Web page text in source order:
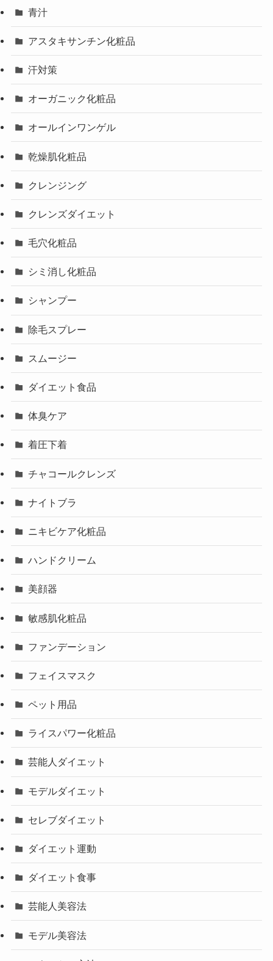
青汁
アスタキサンチン化粧品
汗対策
オーガニック化粧品
オールインワンゲル
乾燥肌化粧品
クレンジング
クレンズダイエット
毛穴化粧品
シミ消し化粧品
シャンプー
除毛スプレー
スムージー
ダイエット食品
体臭ケア
着圧下着
チャコールクレンズ
ナイトブラ
ニキビケア化粧品
ハンドクリーム
美顔器
敏感肌化粧品
ファンデーション
フェイスマスク
ペット用品
ライスパワー化粧品
芸能人ダイエット
モデルダイエット
セレブダイエット
ダイエット運動
ダイエット食事
芸能人美容法
モデル美容法